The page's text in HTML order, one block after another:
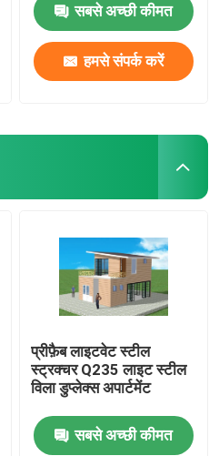
सबसे अच्छी कीमत
हमसे संपर्क करें
प्रीफ़ैब लाइटवेट स्टील
स्ट्रक्चर Q235 लाइट स्टील
विला डुप्लेक्स अपार्टमेंट
सबसे अच्छी कीमत